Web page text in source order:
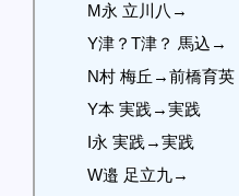
M永 立川八→
Y津？T津？ 馬込→
N村 梅丘→前橋育英
Y本 実践→実践
I永 実践→実践
W邉 足立九→